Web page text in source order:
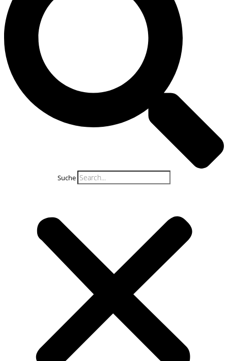
Suche